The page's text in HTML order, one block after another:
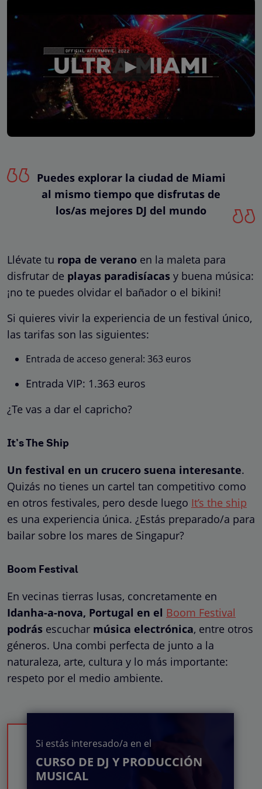
Puedes explorar la ciudad de Miami
al mismo tiempo que disfrutas de
los/as mejores DJ del mundo
Llévate tu ropa de verano en la maleta para
disfrutar de playas paradisíacas y buena música:
¡no te puedes olvidar el bañador o el bikini!
Si quieres vivir la experiencia de un festival único,
las tarifas son las siguientes:
Entrada de acceso general: 363 euros
Entrada VIP: 1.363 euros
¿Te vas a dar el capricho?
It’s The Ship
Un festival en un crucero suena interesante.
Quizás no tienes un cartel tan competitivo como
en otros festivales, pero desde luego It’s the ship
es una experiencia única. ¿Estás preparado/a para
bailar sobre los mares de Singapur?
Boom Festival
En vecinas tierras lusas, concretamente en
Idanha-a-nova, Portugal en el Boom Festival
podrás escuchar música electrónica, entre otros
géneros. Una combi perfecta de junto a la
naturaleza, arte, cultura y lo más importante:
respeto por el medio ambiente.
Si estás interesado/a en el
CURSO DE DJ Y PRODUCCIÓN
MUSICAL